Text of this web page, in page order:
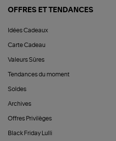
OFFRES ET TENDANCES
Idées Cadeaux
Carte Cadeau
Valeurs Sûres
Tendances du moment
Soldes
Archives
Offres Privilèges
Black Friday Lulli